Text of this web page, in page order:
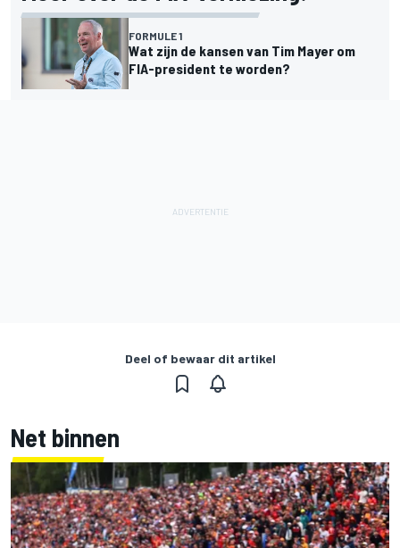
FORMULE 1
Wat zijn de kansen van Tim Mayer om
FIA-president te worden?
Deel of bewaar dit artikel
Net binnen